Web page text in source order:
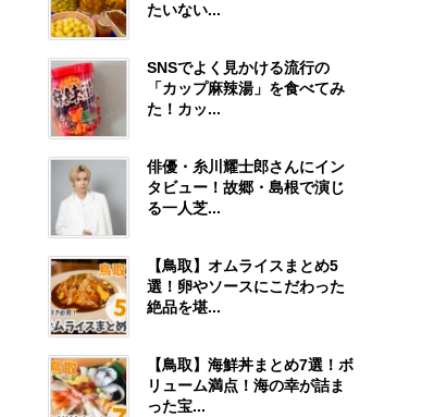
たいない...
SNSでよく見かける流行の
「カップ麻辣湯」を食べてみ
た！カッ...
俳優・糸川耀士郎さんにイン
タビュー！故郷・島根で演じ
る一人芝...
【鳥取】オムライスまとめ5
選！卵やソースにこだわった
絶品を堪...
【鳥取】海鮮丼まとめ7選！ボ
リューム満点！海の幸が詰ま
った宝...